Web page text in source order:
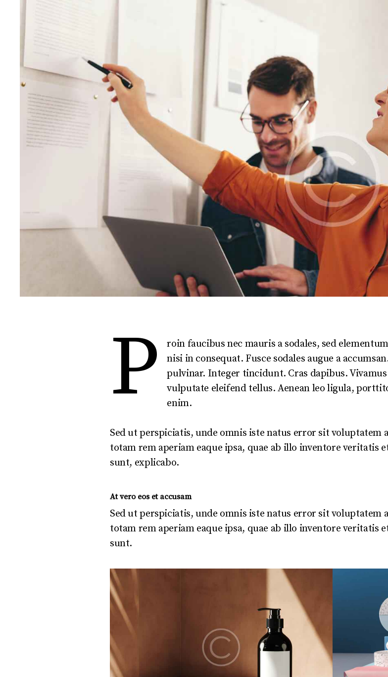
P
roin faucibus nec mauris a sodales, sed
nisi in consequat. Fusce sodales augue a
pulvinar. Integer tincidunt. Cras dapibus.
vulputate eleifend tellus. Aenean leo ligula,
enim.
Sed ut perspiciatis, unde omnis iste natus error sit
totam rem aperiam eaque ipsa, quae ab illo inventore veritatis
sunt, explicabo.
At vero eos et accusam
Sed ut perspiciatis, unde omnis iste natus error sit
totam rem aperiam eaque ipsa, quae ab illo inventore veritatis
sunt.